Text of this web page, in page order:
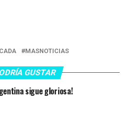
MASNOTICIAS
GUSTAR
sigue gloriosa!